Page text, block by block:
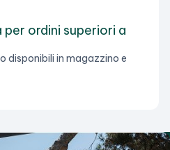
ordini superiori a
disponibili in magazzino e